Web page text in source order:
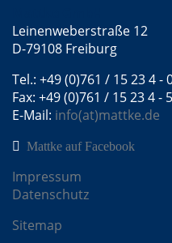
Leinenweberstraße 12
D-79108 Freiburg
Tel.: +49 (0)761 / 15 23 4 -
Fax: +49 (0)761 / 15 23 4 -
E-Mail: info(at)mattke.de
Mattke auf Facebook
Impressum
Datenschutz
Sitemap